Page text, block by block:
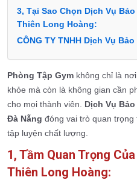
3, Tại Sao Chọn Dịch Vụ
Thiên Long Hoàng:
CÔNG TY TNHH Dịch Vụ Bảo
Phòng Tập Gym không chỉ là
khỏe mà còn là không gian cần
cho mọi thành viên. Dịch Vụ Bảo
Đà Nẵng đóng vai trò quan
tập luyện chất lượng.
1, Tầm Quan Trọng
Thiên Long Hoàng: